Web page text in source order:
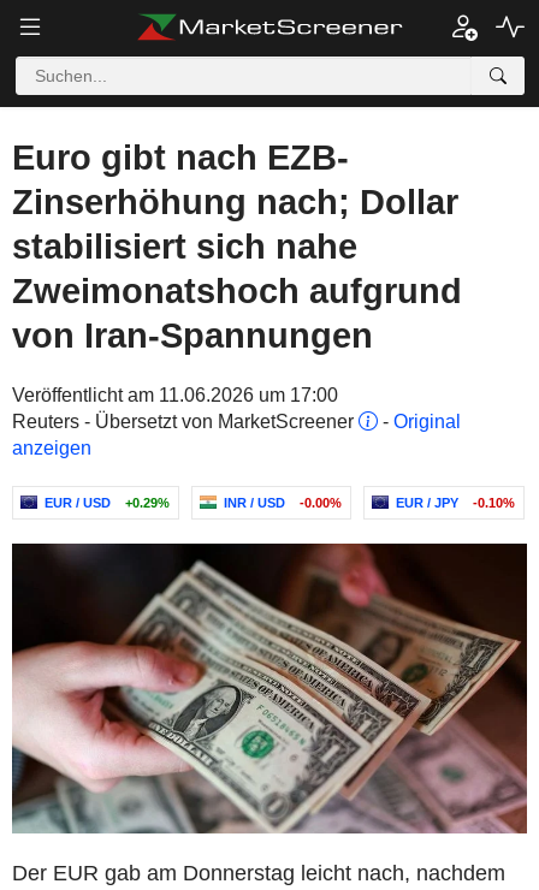
Euro gibt nach EZB-
Zinserhöhung nach; Dollar
stabilisiert sich nahe
Zweimonatshoch aufgrund
von Iran-Spannungen
Veröffentlicht am 11.06.2026 um 17:00
Reuters - Übersetzt von MarketScreener
- Original
anzeigen
EUR / USD +0.29% INR / USD -0.00% EUR / JPY -0.10%
Der EUR gab am Donnerstag leicht nach, nachdem